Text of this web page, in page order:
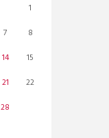
1
7
8
14
15
21
22
28